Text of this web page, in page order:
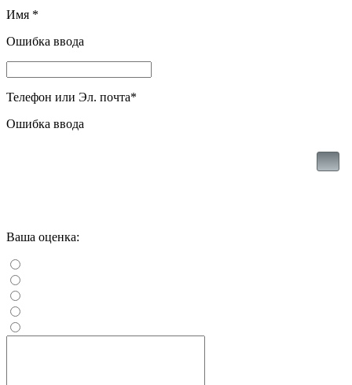
Имя *
Ошибка ввода
Телефон или Эл. почта*
Ошибка ввода
Ваша оценка: